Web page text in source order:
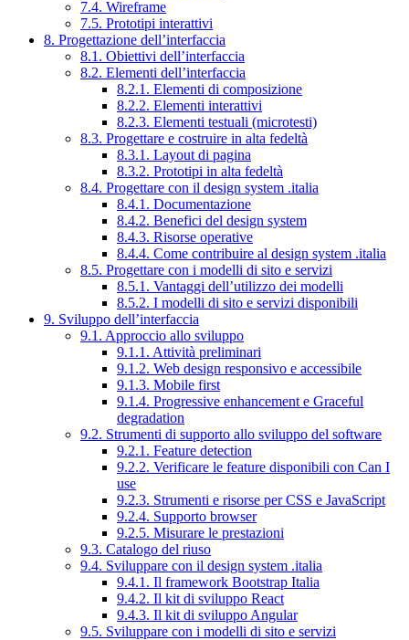
7.4. Wireframe
7.5. Prototipi interattivi
8. Progettazione dell’interfaccia
8.1. Obiettivi dell’interfaccia
8.2. Elementi dell’interfaccia
8.2.1. Elementi di composizione
8.2.2. Elementi interattivi
8.2.3. Elementi testuali (microtesti)
8.3. Progettare e costruire in alta fedeltà
8.3.1. Layout di pagina
8.3.2. Prototipi in alta fedeltà
8.4. Progettare con il design system .italia
8.4.1. Documentazione
8.4.2. Benefici del design system
8.4.3. Risorse operative
8.4.4. Come contribuire al design system .italia
8.5. Progettare con i modelli di sito e servizi
8.5.1. Vantaggi dell’utilizzo dei modelli
8.5.2. I modelli di sito e servizi disponibili
9. Sviluppo dell’interfaccia
9.1. Approccio allo sviluppo
9.1.1. Attività preliminari
9.1.2. Web design responsivo e accessibile
9.1.3. Mobile first
9.1.4. Progressive enhancement e Graceful
degradation
9.2. Strumenti di supporto allo sviluppo del software
9.2.1. Feature detection
9.2.2. Verificare le feature disponibili con Can I
use
9.2.3. Strumenti e risorse per CSS e JavaScript
9.2.4. Supporto browser
9.2.5. Misurare le prestazioni
9.3. Catalogo del riuso
9.4. Sviluppare con il design system .italia
9.4.1. Il framework Bootstrap Italia
9.4.2. Il kit di sviluppo React
9.4.3. Il kit di sviluppo Angular
9.5. Sviluppare con i modelli di sito e servizi